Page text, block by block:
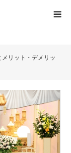
リット・デメリッ